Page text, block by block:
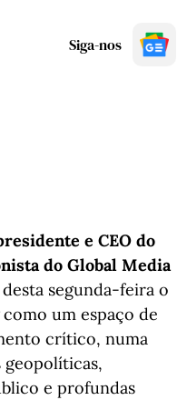
Siga-nos
e CEO do
do Global Media
segunda-feira o
como um espaço de
crítico, numa
e profundas